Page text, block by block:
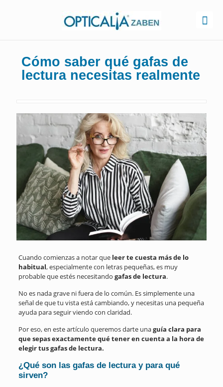
Cómo saber qué gafas de
lectura necesitas realmente
Cuando comienzas a notar que leer te cuesta más de lo
habitual, especialmente con letras pequeñas, es muy
probable que estés necesitando gafas de lectura.
No es nada grave ni fuera de lo común. Es simplemente una
señal de que tu vista está cambiando, y necesitas una pequeña
ayuda para seguir viendo con claridad.
Por eso, en este artículo queremos darte unaguía clara para
que sepas exactamente qué tener en cuenta a la hora de
elegir tus gafas de lectura.
¿Qué son las gafas de lectura y para qué
sirven?